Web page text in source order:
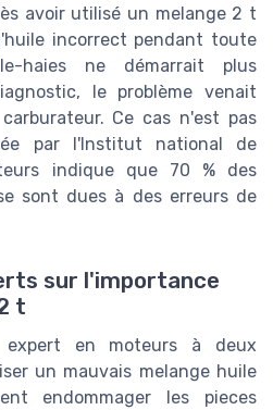
avoir utilisé un melange 2 t
incorrect pendant toute
haies ne démarrait plus
le problème venait
Ce cas n'est pas
par l'Institut national de
indique que 70 % des
sont dues à des erreurs de
sur l'importance
t
expert en moteurs à deux
un mauvais melange huile
endommager les pieces